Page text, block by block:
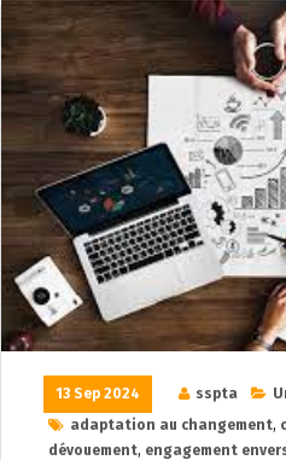
13 Sep 2024 sspta
adaptation au changement,
dévouement, engagement